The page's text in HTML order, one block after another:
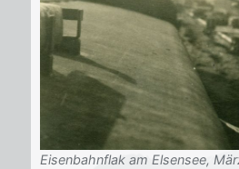
Eisenbahnflak am Elsensee,